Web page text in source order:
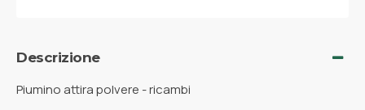
Descrizione
Piumino attira polvere - ricambi